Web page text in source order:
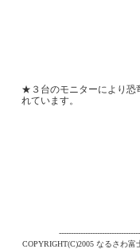
★３台のモニターにより恐
れています。
COPYRIGHT(C)2005 なるさわ